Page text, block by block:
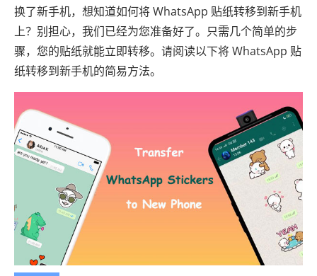
换了新手机，想知道如何将 WhatsApp 贴纸转移到新手机
上？别担心，我们已经为您准备好了。只需几个简单的步
骤，您的贴纸就能立即转移。请阅读以下将 WhatsApp 贴
纸转移到新手机的简易方法。